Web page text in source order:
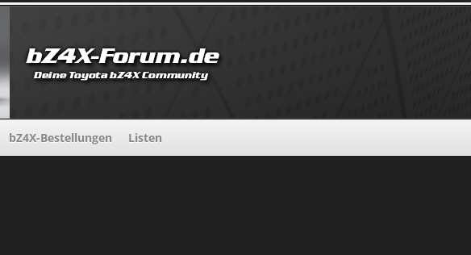
bZ4X-Bestellungen Listen